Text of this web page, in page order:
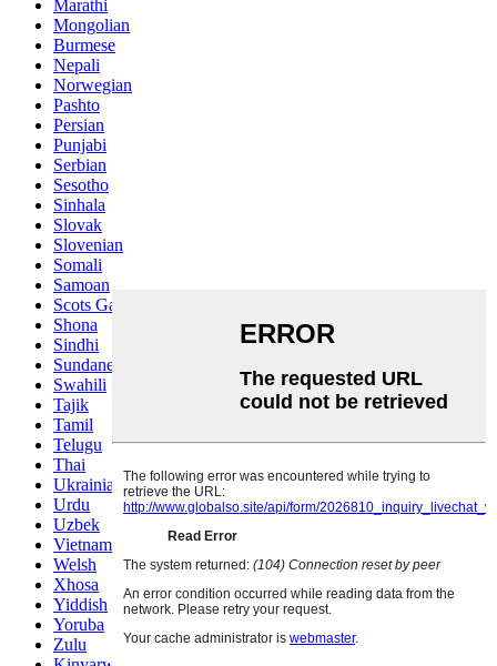
Marathi
Mongolian
Burmese
Nepali
Norwegian
Pashto
Persian
Punjabi
Serbian
Sesotho
Sinhala
Slovak
Slovenian
Somali
Samoan
Scots Gaelic
Shona
Sindhi
Sundanese
Swahili
Tajik
Tamil
Telugu
Thai
Ukrainian
Urdu
Uzbek
Vietnamese
Welsh
Xhosa
Yiddish
Yoruba
Zulu